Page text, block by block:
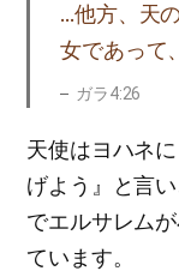
…他方、天
女であって
ガラ4:26
天使はヨハネ
げよう』と言
でエルサレム
ています。